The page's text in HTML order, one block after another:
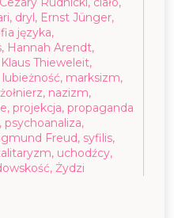
, dryl, Ernst Jünger,
języka,
, Hannah Arendt,
Klaus Thieweleit,
lubieżność, marksizm,
, nazizm,
, projekcja, propaganda
, psychoanaliza,
Freud, syfilis,
, uchodźcy,
, Żydzi